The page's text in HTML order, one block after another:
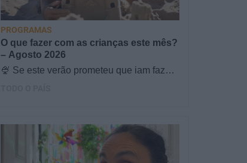
O que fazer com as crianças este mês?
– Agosto 2026
🍨 Se este verão prometeu que iam fazer
PROGRAMAS